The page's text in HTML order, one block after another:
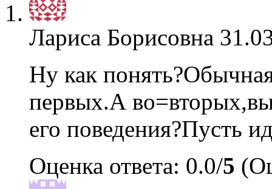
Лариса Борисовна
Ну как
первых.А во=вторых,вы
его поведения?Пусть
Оценка ответа: 0.0/5